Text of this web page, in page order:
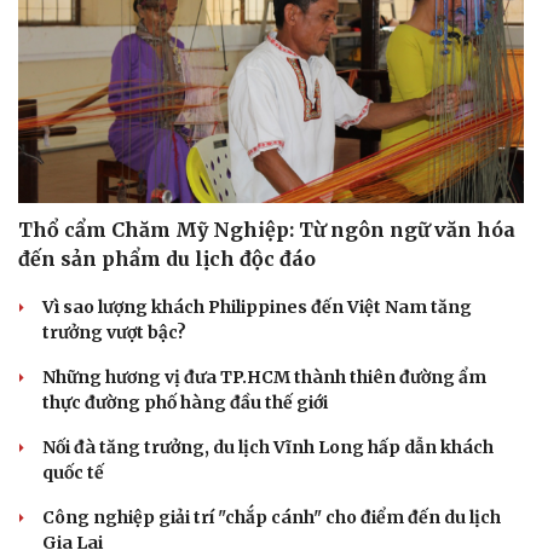
Thổ cẩm Chăm Mỹ Nghiệp: Từ ngôn ngữ văn hóa
đến sản phẩm du lịch độc đáo
Vì sao lượng khách Philippines đến Việt Nam tăng
trưởng vượt bậc?
Những hương vị đưa TP.HCM thành thiên đường ẩm
thực đường phố hàng đầu thế giới
Nối đà tăng trưởng, du lịch Vĩnh Long hấp dẫn khách
quốc tế
Công nghiệp giải trí "chắp cánh" cho điểm đến du lịch
Gia Lai